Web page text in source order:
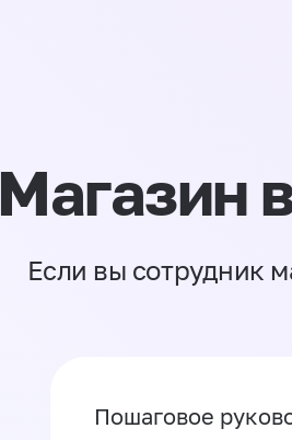
Магазин
Если вы сотрудник
Пошаговое